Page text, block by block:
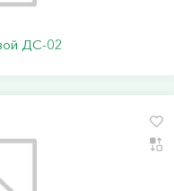
ДС-02